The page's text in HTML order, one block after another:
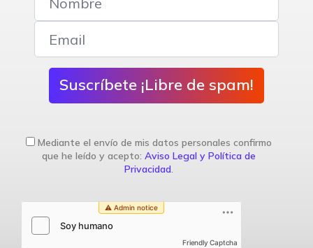
Suscríbete ¡Libre de spam!
Mediante el envío de mis datos personales confirmo
que he leído y acepto: Aviso Legal y Política de
Privacidad.
Friendly Captcha